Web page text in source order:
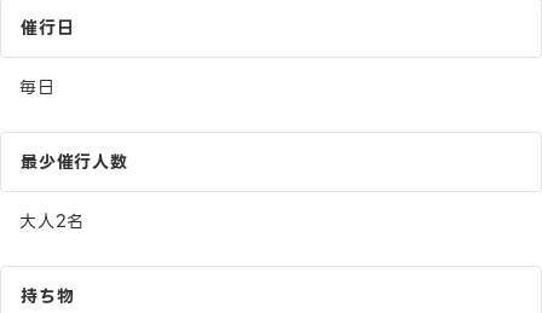
催行日
毎日
最少催行人数
大人2名
持ち物